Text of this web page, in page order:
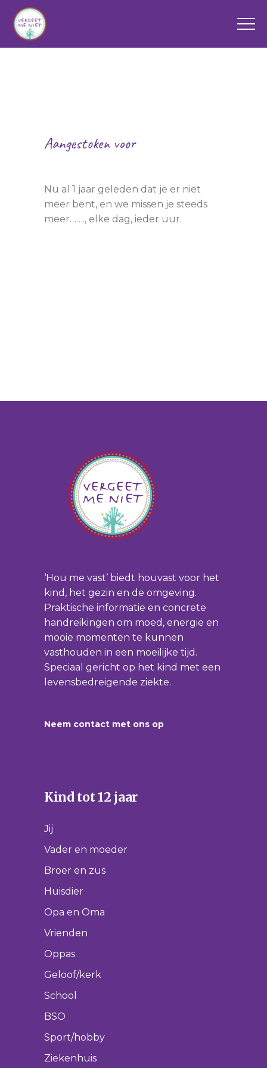
Aangestoken voor
Nu al 1 jaar geleden dat je er niet
meer bent, en we missen je steeds
meer……., elke dag, ieder uur.
‘Hou me vast’ biedt houvast voor het
kind, het gezin en de omgeving.
Praktische informatie en concrete
handreikingen om moed, energie en
mooie momenten te kunnen
vasthouden in een moeilijke tijd.
Speciaal gericht op het kind met een
levensbedreigende ziekte.
Neem contact met ons op
Kind tot 12 jaar
Jij
Vader en moeder
Broer en zus
Huisdier
Opa en Oma
Vrienden
Oppas
Geloof/kerk
School
BSO
Sport/hobby
Ziekenhuis